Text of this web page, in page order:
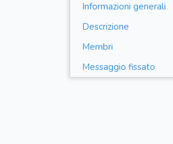
Informazioni generali
Descrizione
Membri
Messaggio fissato